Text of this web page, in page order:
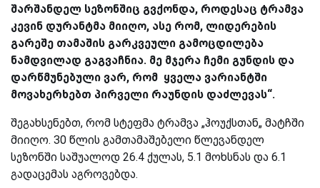
შარშანდელ სეზონშიც გვქონდა, როდესაც ტრამვა
კევინ დურანტმა მიიღო, ასე რომ, ლიდერების
გარეშე თამაშის გარკვეული გამოცდილება
ნამდვილად გაგვაჩნია. მე მჯერა ჩემი გუნდის და
დარწმუნებული ვარ, რომ ყველა ვარიანტში
მოვახერხებთ პირველი რაუნდის დაძლევას“.
შეგახსენებთ, რომ სტეფმა ტრამვა „ჰოუქსთან„ მატჩში
მიიღო. 30 წლის გამთამაშებელი წლევანდელ
სეზონში საშუალოდ 26.4 ქულას, 5.1 მოხსნას და 6.1
გადაცემას აგროვებდა.